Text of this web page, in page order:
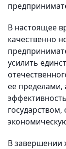
В настоящее
качественно
усилить
ее пределами,
В завершении